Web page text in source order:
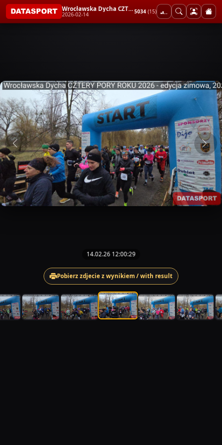
Wrocławska Dycha CZTERY PORY ROKU 2026 - edycja zimowa
2026-02-14 5034 (15)
14.02.26 12:00:29
Pobierz zdjecie z wynikiem / with result